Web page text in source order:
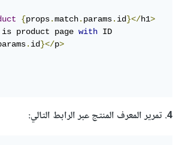
{props.match.params.id}</h1>
is product page with
params.id}</p>
4. تمرير المعرف المنتج عبر الرابط التالي: